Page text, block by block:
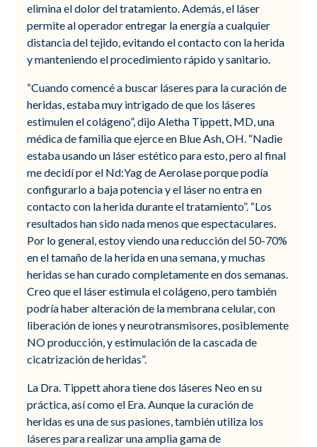
elimina el dolor del tratamiento. Además, el láser
permite al operador entregar la energía a cualquier
distancia del tejido, evitando el contacto con la herida
y manteniendo el procedimiento rápido y sanitario.
“Cuando comencé a buscar láseres para la curación de
heridas, estaba muy intrigado de que los láseres
estimulen el colágeno”, dijo Aletha Tippett, MD, una
médica de familia que ejerce en Blue Ash, OH. “Nadie
estaba usando un láser estético para esto, pero al final
me decidí por el Nd:Yag de Aerolase porque podía
configurarlo a baja potencia y el láser no entra en
contacto con la herida durante el tratamiento”. “Los
resultados han sido nada menos que espectaculares.
Por lo general, estoy viendo una reducción del 50-70%
en el tamaño de la herida en una semana, y muchas
heridas se han curado completamente en dos semanas.
Creo que el láser estimula el colágeno, pero también
podría haber alteración de la membrana celular, con
liberación de iones y neurotransmisores, posiblemente
NO producción, y estimulación de la cascada de
cicatrización de heridas”.
La Dra. Tippett ahora tiene dos láseres Neo en su
práctica, así como el Era. Aunque la curación de
heridas es una de sus pasiones, también utiliza los
láseres para realizar una amplia gama de